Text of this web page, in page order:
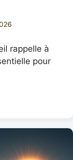
rappelle à
pour